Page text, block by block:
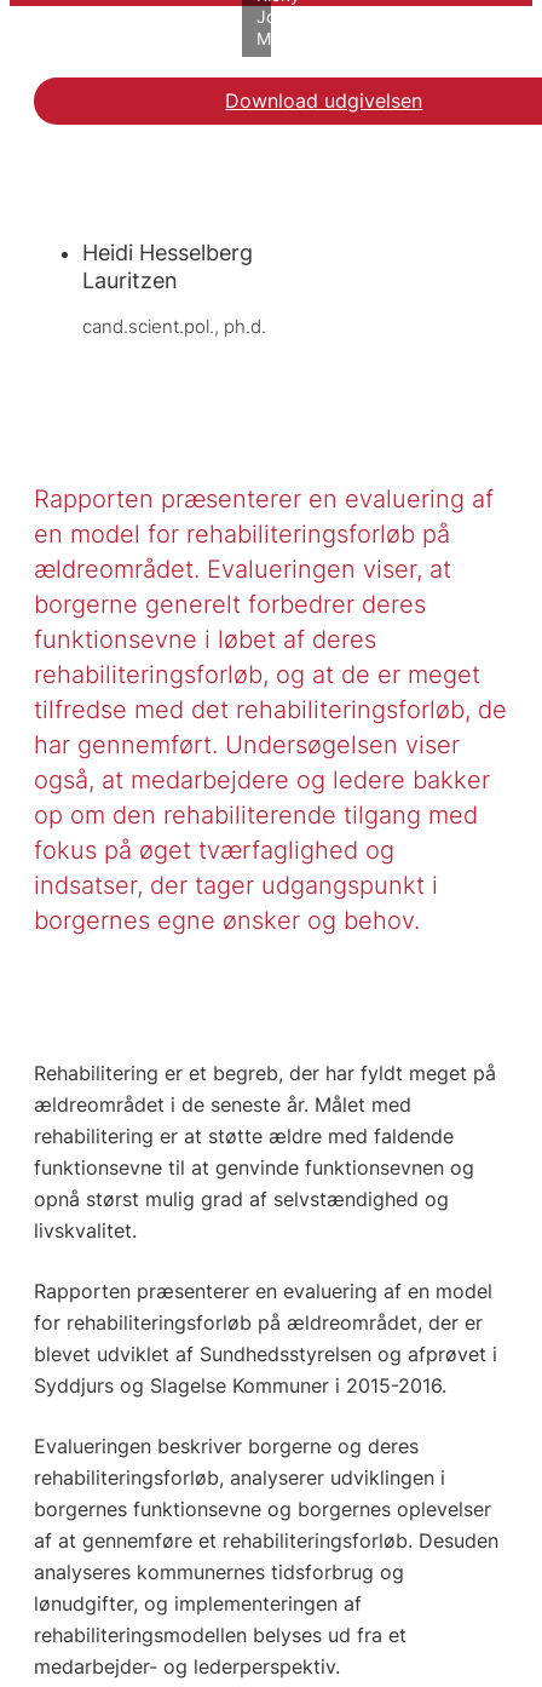
John
Molloy/VIVE
Download udgivelsen
Heidi Hesselberg
Lauritzen
cand.scient.pol., ph.d.
Rapporten præsenterer en evaluering af
en model for rehabiliteringsforløb på
ældreområdet. Evalueringen viser, at
borgerne generelt forbedrer deres
funktionsevne i løbet af deres
rehabiliteringsforløb, og at de er meget
tilfredse med det rehabiliteringsforløb, de
har gennemført. Undersøgelsen viser
også, at medarbejdere og ledere bakker
op om den rehabiliterende tilgang med
fokus på øget tværfaglighed og
indsatser, der tager udgangspunkt i
borgernes egne ønsker og behov.
Rehabilitering er et begreb, der har fyldt meget på
ældreområdet i de seneste år. Målet med
rehabilitering er at støtte ældre med faldende
funktionsevne til at genvinde funktionsevnen og
opnå størst mulig grad af selvstændighed og
livskvalitet.
Rapporten præsenterer en evaluering af en model
for rehabiliteringsforløb på ældreområdet, der er
blevet udviklet af Sundhedsstyrelsen og afprøvet i
Syddjurs og Slagelse Kommuner i 2015-2016.
Evalueringen beskriver borgerne og deres
rehabiliteringsforløb, analyserer udviklingen i
borgernes funktionsevne og borgernes oplevelser
af at gennemføre et rehabiliteringsforløb. Desuden
analyseres kommunernes tidsforbrug og
lønudgifter, og implementeringen af
rehabiliteringsmodellen belyses ud fra et
medarbejder- og lederperspektiv.